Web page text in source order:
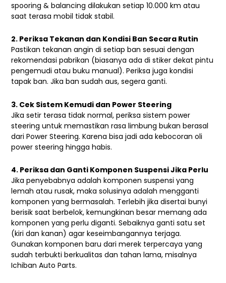
spooring & balancing dilakukan setiap 10.000 km atau
saat terasa mobil tidak stabil.
2. Periksa Tekanan dan Kondisi Ban Secara Rutin
Pastikan tekanan angin di setiap ban sesuai dengan
rekomendasi pabrikan (biasanya ada di stiker dekat pintu
pengemudi atau buku manual). Periksa juga kondisi
tapak ban. Jika ban sudah aus, segera ganti.
3. Cek Sistem Kemudi dan Power Steering
Jika setir terasa tidak normal, periksa sistem power
steering untuk memastikan rasa limbung bukan berasal
dari Power Steering. Karena bisa jadi ada kebocoran oli
power steering hingga habis.
4. Periksa dan Ganti Komponen Suspensi Jika Perlu
Jika penyebabnya adalah komponen suspensi yang
lemah atau rusak, maka solusinya adalah mengganti
komponen yang bermasalah. Terlebih jika disertai bunyi
berisik saat berbelok, kemungkinan besar memang ada
komponen yang perlu diganti. Sebaiknya ganti satu set
(kiri dan kanan) agar keseimbangannya terjaga.
Gunakan komponen baru dari merek terpercaya yang
sudah terbukti berkualitas dan tahan lama, misalnya
Ichiban Auto Parts.